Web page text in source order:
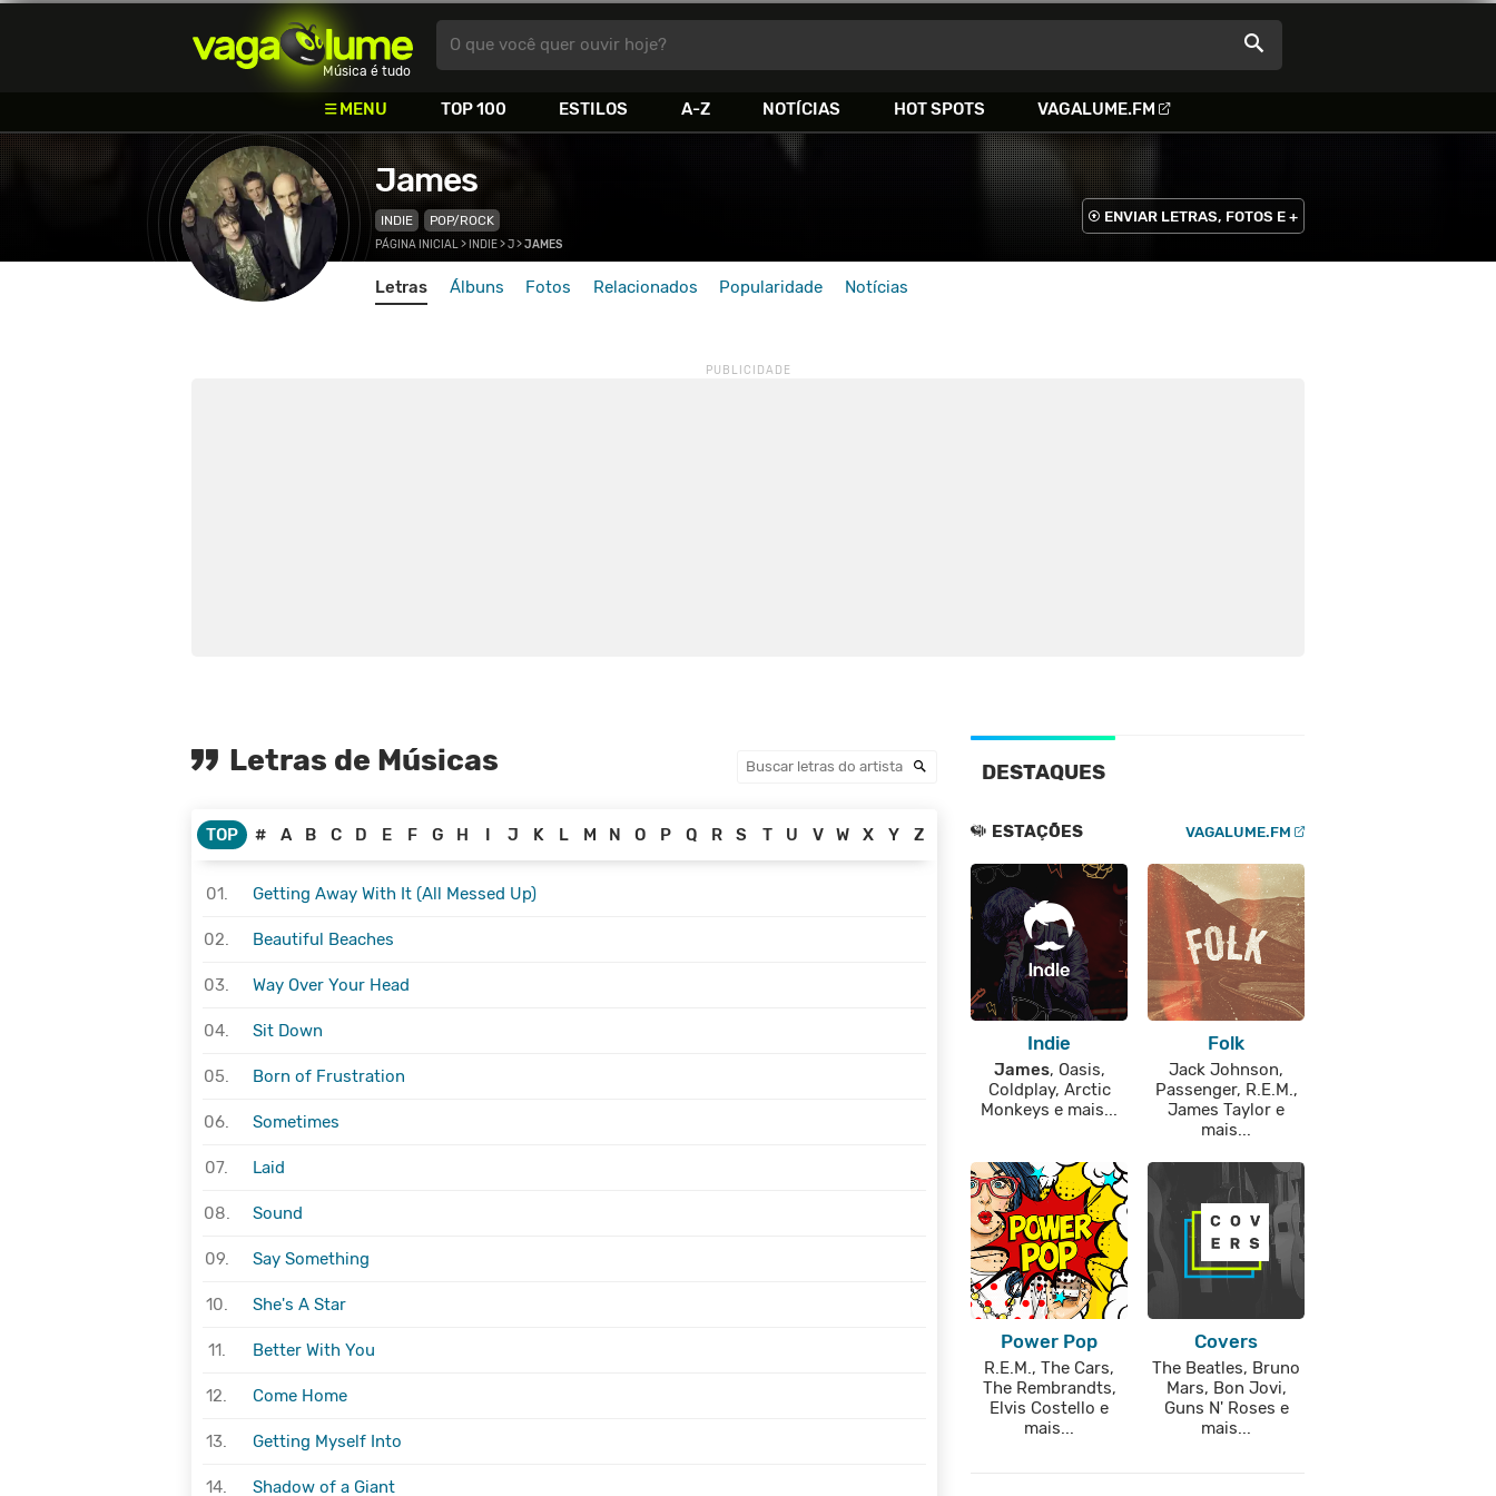
Vagalume
Música é tudo
MENU TOP 100 ESTILOS A-Z NOTÍCIAS HOT SPOTS VAGALUME.FM
O que você quer ouvir hoje?
James
INDIE POP/ROCK ENVIAR LETRAS, FOTOS E +
Letras Álbuns Fotos Relacionados Popularidade Notícias
PÁGINA INICIAL> INDIE>J>JAMES
Letras de Músicas
TOP # A B C D E F G H I J K L M N O P Q R S T U V W X Y Z
01. Getting Away With It (All Messed Up)
02. Beautiful Beaches
03. Way Over Your Head
04. Sit Down
05. Born of Frustration
06. Sometimes
07. Laid
08. Sound
09. Say Something
10. She's A Star
11. Better With You
12. Come Home
13. Getting Myself Into
14. Shadow of a Giant
DESTAQUES
ESTAÇÕES VAGALUME.FM
Indie
James, Oasis,
Coldplay, Arctic
Monkeys e mais...
Folk
Jack Johnson,
Passenger, R.E.M.,
James Taylor e
mais...
Power Pop
R.E.M., The Cars,
The Rembrandts,
Elvis Costello e
mais...
Covers
The Beatles, Bruno
Mars, Bon Jovi,
Guns N' Roses e
mais...